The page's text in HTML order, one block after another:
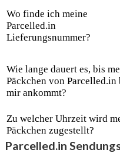
Wo finde ich meine
Parcelled.in
Lieferungsnummer?
Wie lange dauert es, bis
Päckchen von Parcelled.in
mir ankommt?
Zu welcher Uhrzeit wird
Päckchen zugestellt?
Parcelled.in